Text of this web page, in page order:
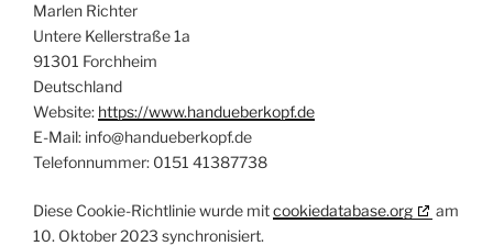
Marlen Richter
Untere Kellerstraße 1a
91301 Forchheim
Deutschland
Website: https://www.handueberkopf.de
E-Mail: info@handueberkopf.de
Telefonnummer: 0151 41387738
Diese Cookie-Richtlinie wurde mitcookiedatabase.org
am
10. Oktober 2023 synchronisiert.